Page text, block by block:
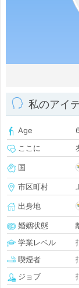
私のアイ
Age
ここに
国
市区町村
出身地
婚姻状態
学業レベル
喫煙者
ジョブ